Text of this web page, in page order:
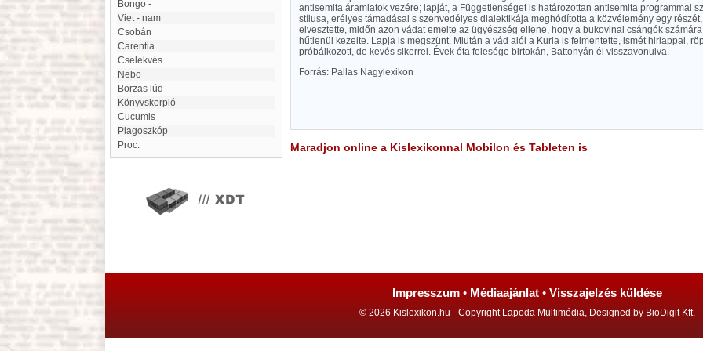
Bongo -
Viet - nam
Csobán
Carentia
Cselekvés
Nebo
Borzas lúd
Könyvskorpió
Cucumis
Plagoszkóp
Proc.
antisemita áramlatok vezére; lapját, a Függetlenséget is határozottan antisemita programmal
stílusa, erélyes támadásai s szenvedélyes dialektikája meghódította a közvélemény egy
elvesztette, midőn azon vádat emelte az ügyészség ellene, hogy a bukovinai csángók
hűtlenül kezelte. Lapja is megszünt. Miután a vád alól a Kuria is felmentette, ismét hirlappal,
próbálkozott, de kevés sikerrel. Évek óta felesége birtokán, Battonyán él visszavonulva.
Forrás: Pallas Nagylexikon
Maradjon online a Kislexikonnal Mobilon és Tableten is
Impresszum • Médiaajánlat • Visszajelzés küldése
© 2026 Kislexikon.hu - Copyright Lapoda Multimédia, Designed by BioDigit Kft.